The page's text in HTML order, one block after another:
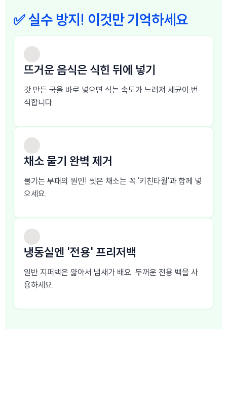
✅ 실수 방지! 이것만 기억하세요
뜨거운 음식은 식힌 뒤에 넣기
갓 만든 국을 바로 넣으면 식는 속도가 느려져 세균이 번
식합니다.
채소 물기 완벽 제거
물기는 부패의 원인! 씻은 채소는 꼭 '키친타월'과 함께 넣
으세요.
냉동실엔 '전용' 프리저백
일반 지퍼백은 얇아서 냄새가 배요. 두꺼운 전용 백을 사
용하세요.